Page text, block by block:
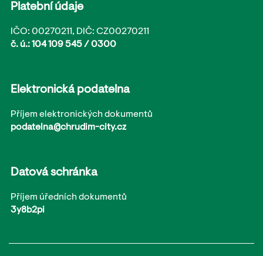
Platební údaje
IČO: 00270211, DIČ: CZ00270211
č. ú.: 104 109 545 / 0300
Elektronická podatelna
Příjem elektronických dokumentů
podatelna@chrudim-city.cz
Datová schránka
Příjem úředních dokumentů
3y8b2pi